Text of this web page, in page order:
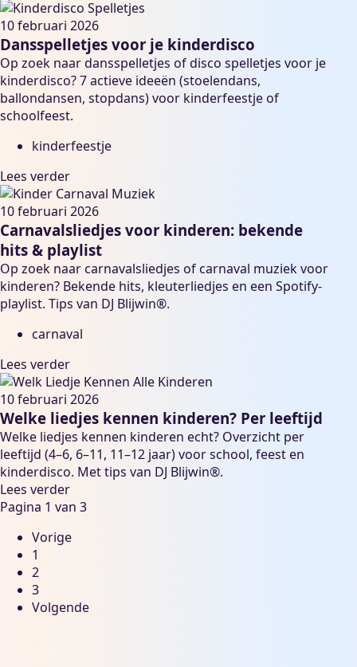
10 februari 2026
Dansspelletjes voor je kinderdisco
Op zoek naar dansspelletjes of disco spelletjes voor je
kinderdisco? 7 actieve ideeën (stoelendans,
ballondansen, stopdans) voor kinderfeestje of
schoolfeest.
kinderfeestje
Lees verder
10 februari 2026
Carnavalsliedjes voor kinderen: bekende
hits & playlist
Op zoek naar carnavalsliedjes of carnaval muziek voor
kinderen? Bekende hits, kleuterliedjes en een Spotify-
playlist. Tips van DJ Blijwin®.
carnaval
Lees verder
10 februari 2026
Welke liedjes kennen kinderen? Per leeftijd
Welke liedjes kennen kinderen echt? Overzicht per
leeftijd (4–6, 6–11, 11–12 jaar) voor school, feest en
kinderdisco. Met tips van DJ Blijwin®.
Lees verder
Pagina 1 van 3
Vorige
1
2
3
Volgende